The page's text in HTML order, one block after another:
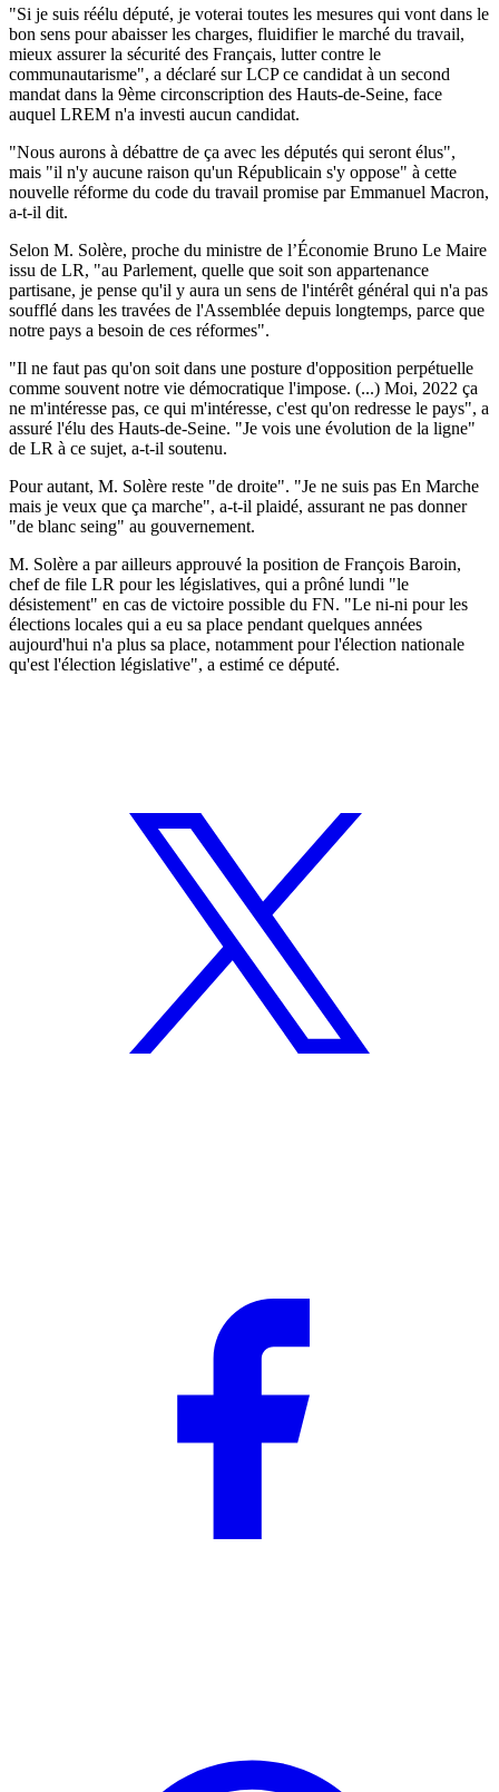
"Si je suis réélu député, je voterai toutes les mesures qui vont dans le
bon sens pour abaisser les charges, fluidifier le marché du travail,
mieux assurer la sécurité des Français, lutter contre le
communautarisme", a déclaré sur LCP ce candidat à un second
mandat dans la 9ème circonscription des Hauts-de-Seine, face
auquel LREM n'a investi aucun candidat.
"Nous aurons à débattre de ça avec les députés qui seront élus",
mais "il n'y aucune raison qu'un Républicain s'y oppose" à cette
nouvelle réforme du code du travail promise par Emmanuel Macron,
a-t-il dit.
Selon M. Solère, proche du ministre de l’Économie Bruno Le Maire
issu de LR, "au Parlement, quelle que soit son appartenance
partisane, je pense qu'il y aura un sens de l'intérêt général qui n'a pas
soufflé dans les travées de l'Assemblée depuis longtemps, parce que
notre pays a besoin de ces réformes".
"Il ne faut pas qu'on soit dans une posture d'opposition perpétuelle
comme souvent notre vie démocratique l'impose. (...) Moi, 2022 ça
ne m'intéresse pas, ce qui m'intéresse, c'est qu'on redresse le pays", a
assuré l'élu des Hauts-de-Seine. "Je vois une évolution de la ligne"
de LR à ce sujet, a-t-il soutenu.
Pour autant, M. Solère reste "de droite". "Je ne suis pas En Marche
mais je veux que ça marche", a-t-il plaidé, assurant ne pas donner
"de blanc seing" au gouvernement.
M. Solère a par ailleurs approuvé la position de François Baroin,
chef de file LR pour les législatives, qui a prôné lundi "le
désistement" en cas de victoire possible du FN. "Le ni-ni pour les
élections locales qui a eu sa place pendant quelques années
aujourd'hui n'a plus sa place, notamment pour l'élection nationale
qu'est l'élection législative", a estimé ce député.